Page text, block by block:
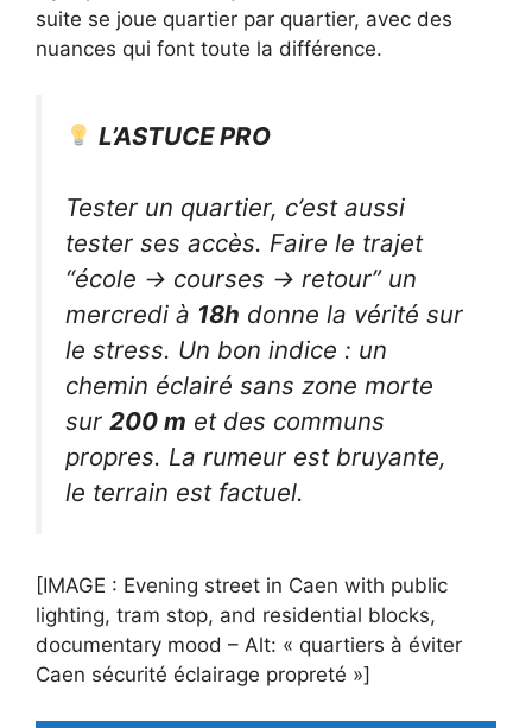
suite se joue quartier par quartier, avec des
nuances qui font toute la différence.
L’ASTUCE PRO
Tester un quartier, c’est aussi
tester ses accès. Faire le trajet
“école → courses → retour” un
mercredi à 18h donne la vérité sur
le stress. Un bon indice : un
chemin éclairé sans zone morte
sur 200 m et des communs
propres. La rumeur est bruyante,
le terrain est factuel.
[IMAGE : Evening street in Caen with public
lighting, tram stop, and residential blocks,
documentary mood – Alt: « quartiers à éviter
Caen sécurité éclairage propreté »]